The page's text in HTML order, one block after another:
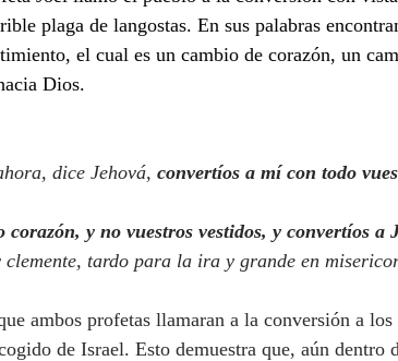
plaga de langostas. En sus palabras
el cual es un cambio de corazón, un
Dios.
ahora, dice Jehová,
convertíos a mí con todo
corazón, y no vuestros vestidos, y convertíos a
clemente, tardo para la ira y grande en
ambos profetas llamaran a la conversión a
de Israel. Esto demuestra que, aún dentro